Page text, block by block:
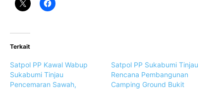
Terkait
Satpol PP Kawal Wabup
Sukabumi Tinjau
Pencemaran Sawah,
Satpol PP Sukabumi Tinjau
Rencana Pembangunan
Camping Ground Bukit